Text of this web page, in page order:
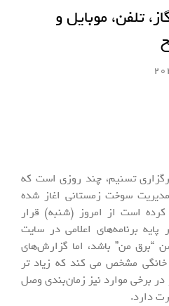
تلفن، موبایل و
تسنیم، چند روزی است که
سوخت زمستانی اغاز شده
است از امروز (شنبه) قرار
برنامه‌های اعلامی در سایت
“برق من” باشد، اما گزارش‌های
مشخص می کند که زیاد تر
برخی موارد نیز زمان‌بندی وصل
دارد.